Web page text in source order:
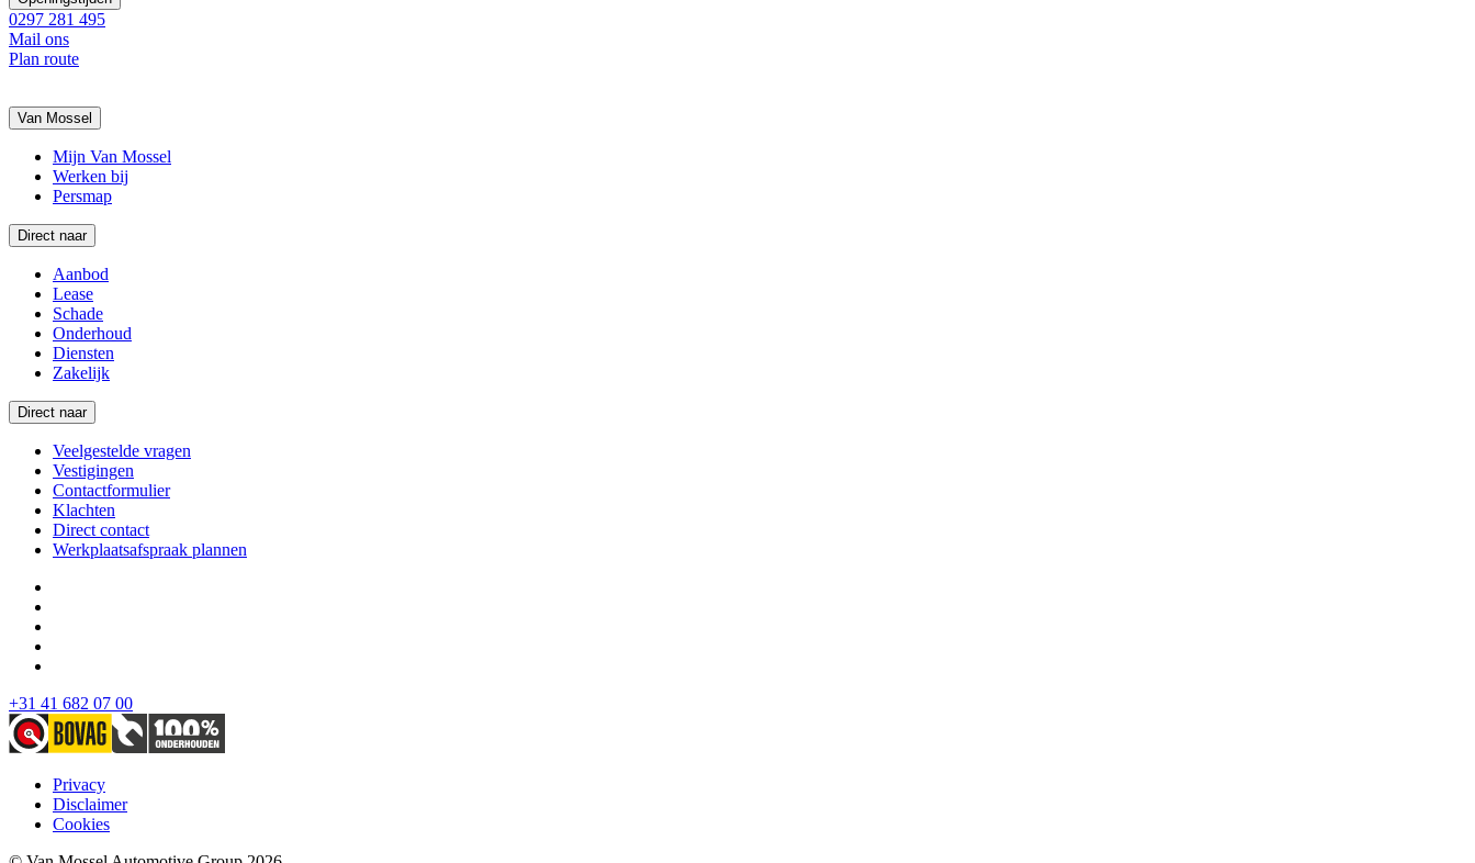
0297 281 495
Mail ons
Plan route
Van Mossel
Mijn Van Mossel
Werken bij
Persmap
Direct naar
Aanbod
Lease
Schade
Onderhoud
Diensten
Zakelijk
Direct naar
Veelgestelde vragen
Vestigingen
Contactformulier
Klachten
Direct contact
Werkplaatsafspraak plannen
+31 41 682 07 00
Privacy
Disclaimer
Cookies